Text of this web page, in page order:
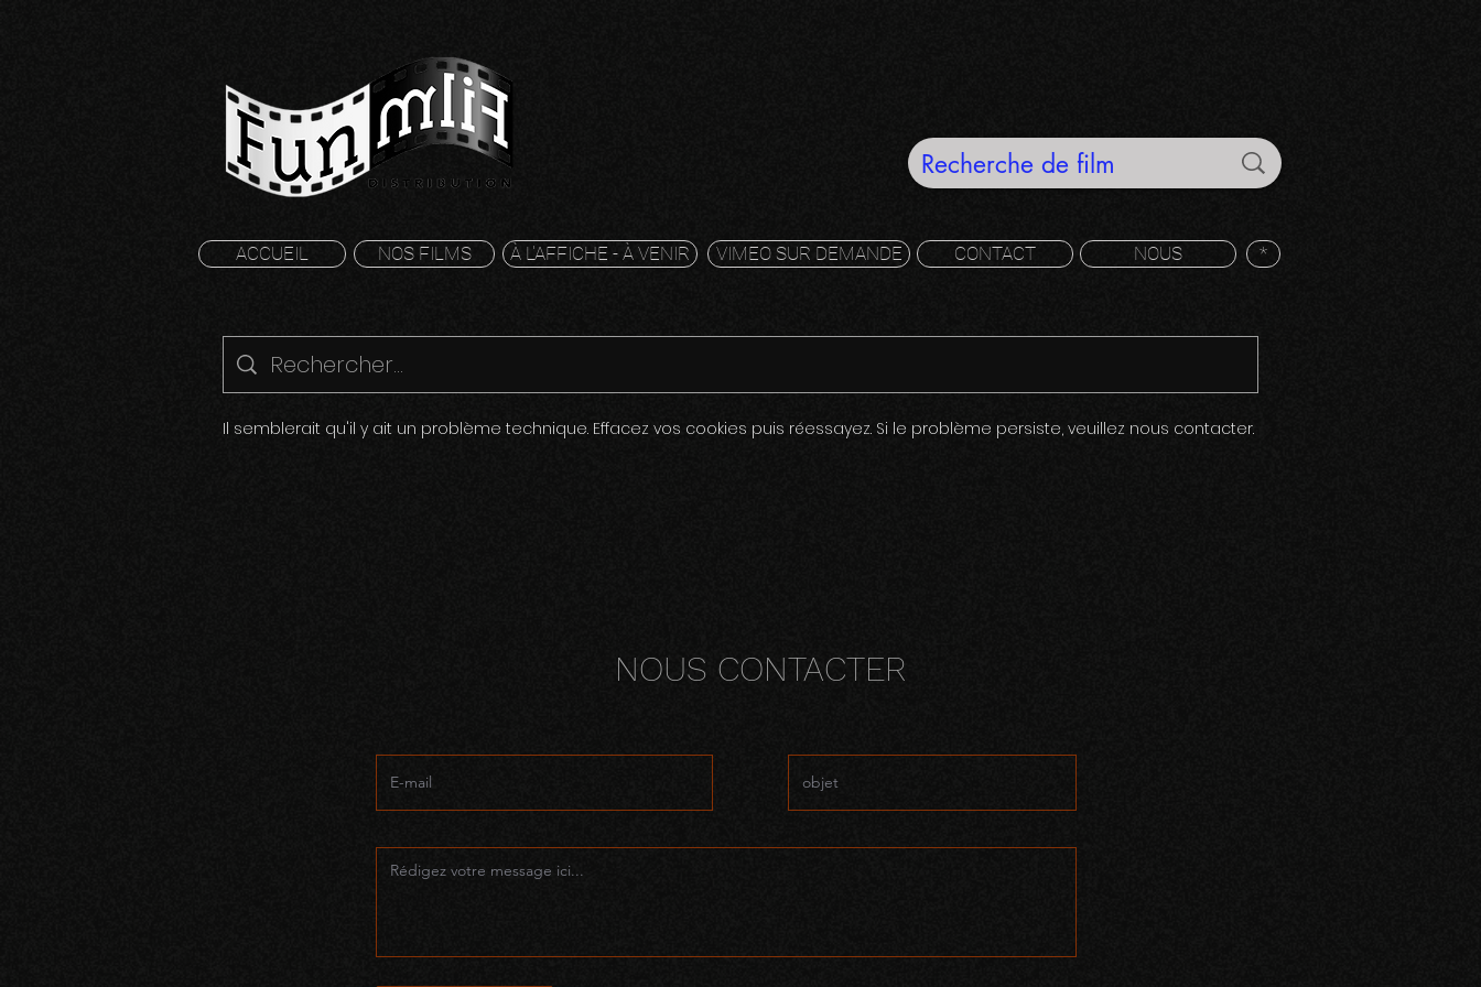
ACCUEIL NOS FILMS À L'AFFICHE - À VENIR VIMEO SUR DEMANDE CONTACT NOUS *
Il semblerait qu'il y ait un problème technique. Effacez vos cookies puis réessayez. Si le problème persiste, veuillez nous contacter.
NOUS CONTACTER